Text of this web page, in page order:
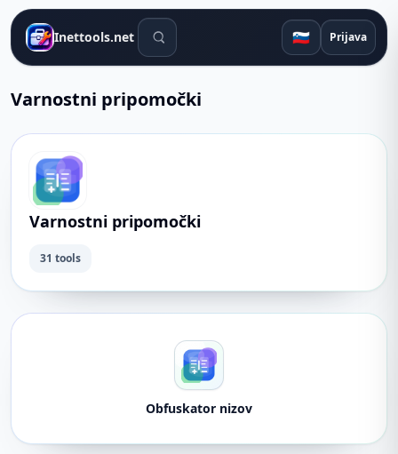
Inettools.net Orodja za iskanje 🇸🇮 Prijava
Varnostni pripomočki
Varnostni pripomočki
31 tools
Obfuskator nizov